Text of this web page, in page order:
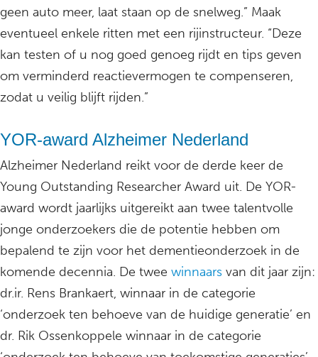
geen auto meer, laat staan op de snelweg.” Maak
eventueel enkele ritten met een rijinstructeur. “Deze
kan testen of u nog goed genoeg rijdt en tips geven
om verminderd reactievermogen te compenseren,
zodat u veilig blijft rijden.”
YOR-award Alzheimer Nederland
Alzheimer Nederland reikt voor de derde keer de
Young Outstanding Researcher Award uit. De YOR-
award wordt jaarlijks uitgereikt aan twee talentvolle
jonge onderzoekers die de potentie hebben om
bepalend te zijn voor het dementieonderzoek in de
komende decennia. De twee winnaars van dit jaar zijn:
dr.ir. Rens Brankaert, winnaar in de categorie
‘onderzoek ten behoeve van de huidige generatie’ en
dr. Rik Ossenkoppele winnaar in de categorie